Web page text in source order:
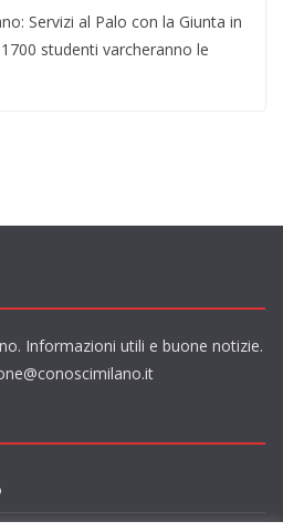
Servizi al Palo con la Giunta in
studenti varcheranno le
Informazioni utili e buone notizie.